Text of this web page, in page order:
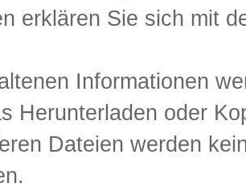
erklären Sie sich mit
Informationen
Herunterladen oder
Dateien werden